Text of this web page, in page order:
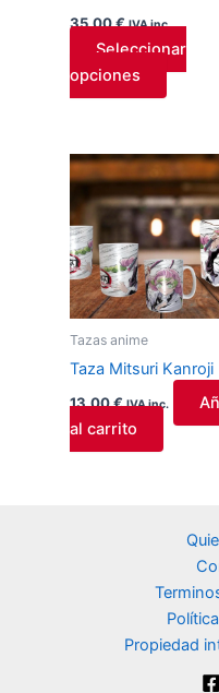
35,00€ IVA inc.
Seleccionar
opciones
en
la
página
de
Tazas anime
Taza Mitsuri Kanroji
13,00€ IVA inc.
al carrito
Propiedad